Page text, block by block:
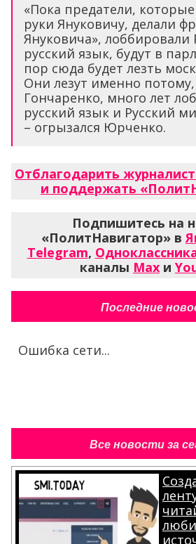
«Пока предатели,
руки Януковичу, делали
Януковича», лоббировали
русский язык, будут в
пор сюда будет лезть
Они лезут именно потому,
Гончаренко, много лет
русский язык и Русский
– огрызался Юрченко.
Отблагодарить
и поддержать
Подпишитесь на
«ПолитНавигатор» в
Telegram,
каналы Max и
Последние
Ошибка сети...
Все новости за